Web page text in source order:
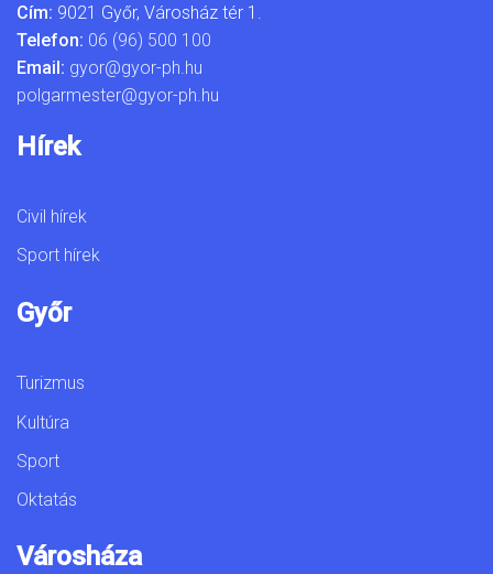
Cím: 9021 Győr, Városház tér 1.
Telefon: 06 (96) 500 100
Email: gyor@gyor-ph.hu
polgarmester@gyor-ph.hu
Hírek
Civil hírek
Sport hírek
Győr
Turizmus
Kultúra
Sport
Oktatás
Városháza